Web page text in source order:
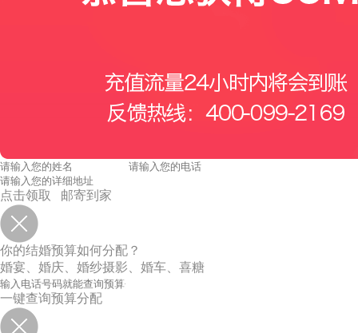
点击领取 邮寄到家
你的结婚预算如何分配？
婚宴、婚庆、婚纱摄影、婚车、喜糖
一键查询预算分配